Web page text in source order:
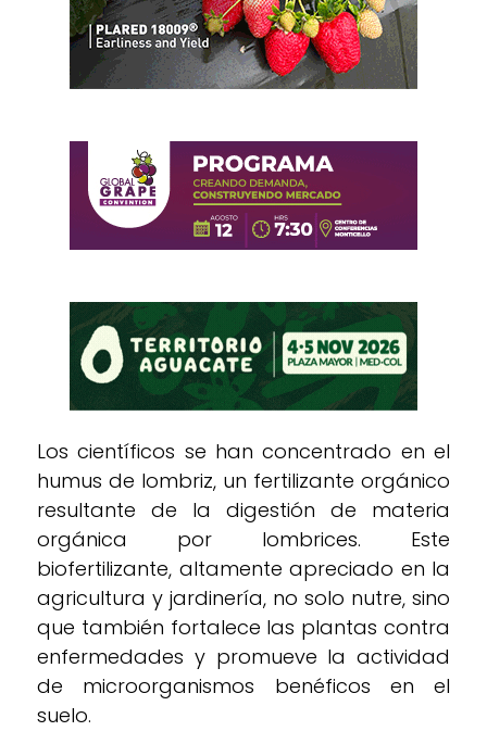
Los científicos se han concentrado en el
humus de lombriz, un fertilizante orgánico
resultante de la digestión de materia
orgánica por lombrices. Este
biofertilizante, altamente apreciado en la
agricultura y jardinería, no solo nutre, sino
que también fortalece las plantas contra
enfermedades y promueve la actividad
de microorganismos benéficos en el
suelo.